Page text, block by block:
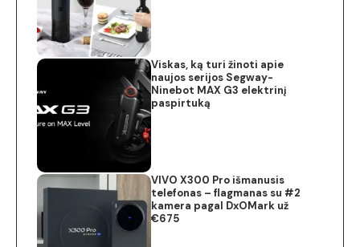
Viskas, ką turi žinoti apie
naujos serijos Segway-
Ninebot MAX G3 elektrinį
paspirtuką
VIVO X300 Pro išmanusis
telefonas – flagmanas su #2
kamera pagal DxOMark už
€675